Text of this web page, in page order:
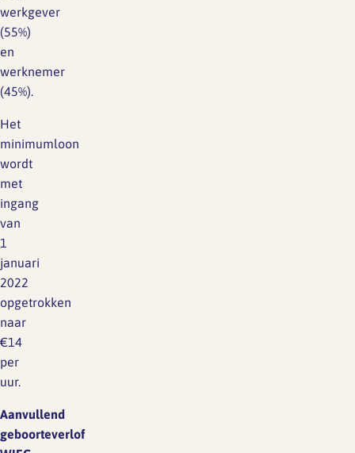
werkgever
(55%)
en
werknemer
(45%).
Het
minimumloon
wordt
met
ingang
van
1
januari
2022
opgetrokken
naar
€14
per
uur.
Aanvullend
geboorteverlof